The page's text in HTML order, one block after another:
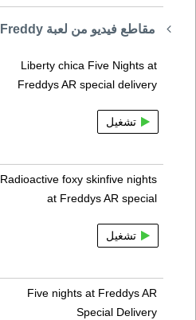
مقاطع فيديو من لعبة Five Nights at Freddy
Liberty chica Five Nights at
Freddys AR special delivery
تشغيل
Radioactive foxy skinfive nights
at Freddys AR special
تشغيل
Five nights at Freddys AR
Special Delivery